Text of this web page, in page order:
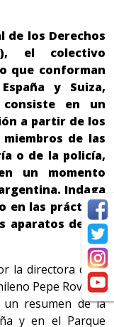
de los Derechos
el colectivo
que conforman
y Suiza,
en un
a partir de los
de las
o de la policía,
un momento
Indaga
en las prácticas
aparatos de las
la directora de la
Pepe Rovano,
resumen de la
y en el Parque